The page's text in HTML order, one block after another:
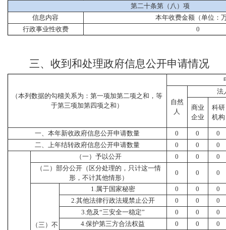
第二十条第（八）项
信息内容
本年收费金额（单位：
行政事业性收费
0
三、 收到和处理政府信息公开申请情况
（本列数据的勾稽关系为：第一项加第二项之和，等
于第三项加第四项之和）
自然
人
法
商业
企业
科研
机构
一、本年新收政府信息公开申请数量 0 0
0
二、上年结转政府信息公开申请数量
0 0 0
（一）予以公开 0 0
0
（二）部分公开（区分处理的，只计这一情
形，不计其他情形）
0 0 0
（三）不
1.属于国家秘密 0 0
0
2.其他法律行政法规禁止公开
0 0
0
3.危及“三安全一稳定”
0 0
0
4.保护第三方合法权益
0 0
0